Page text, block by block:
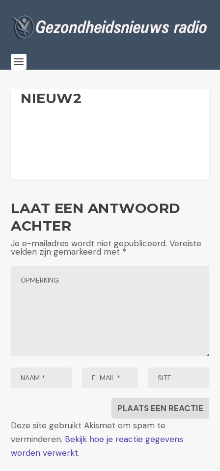
NIEUW2
LAAT EEN ANTWOORD
ACHTER
Je e-mailadres wordt niet gepubliceerd. Vereiste
velden zijn gemarkeerd met *
Deze site gebruikt Akismet om spam te
verminderen. Bekijk hoe je reactie gegevens
worden verwerkt.